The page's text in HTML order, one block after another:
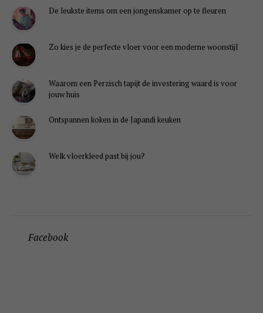
De leukste items om een jongenskamer op te fleuren
Zo kies je de perfecte vloer voor een moderne woonstijl
Waarom een Perzisch tapijt de investering waard is voor
jouw huis
Ontspannen koken in de Japandi keuken
Welk vloerkleed past bij jou?
Facebook